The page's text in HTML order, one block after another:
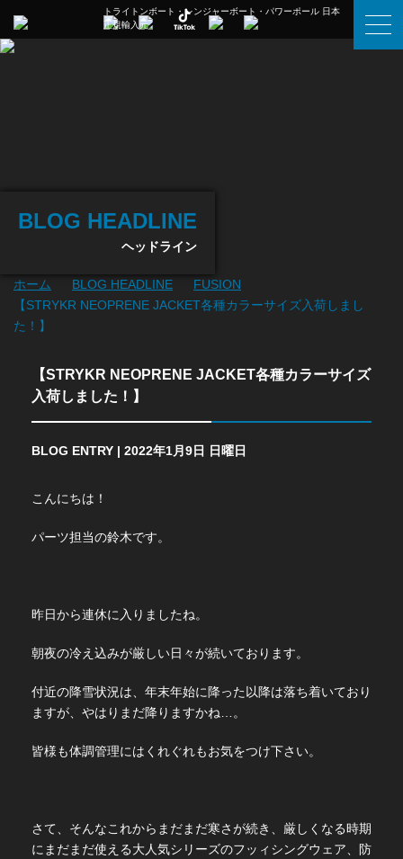
トライトンボート・レンジャーボート・パワーポール 日本
正規輸入元
BLOG HEADLINE
ヘッドライン
ホーム BLOG HEADLINE
FUSION
【STRYKR NEOPRENE JACKET各種カラーサイズ入荷しまし
た！】
【STRYKR NEOPRENE JACKET各種カラーサイズ
入荷しました！】
BLOG ENTRY | 2022年1月9日 日曜日
こんにちは！
パーツ担当の鈴木です。
昨日から連休に入りましたね。
朝夜の冷え込みが厳しい日々が続いております。
付近の降雪状況は、年末年始に降った以降は落ち着いており
ますが、やはりまだ降りますかね…。
皆様も体調管理にはくれぐれもお気をつけ下さい。
さて、そんなこれからまだまだ寒さが続き、厳しくなる時期
にまだまだ使える大人気シリーズのフッィシングウェア、防